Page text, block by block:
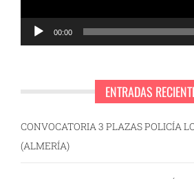
00:00
ENTRADAS
CONVOCATORIA 3 PLAZAS POLICÍA
(ALMERÍA)